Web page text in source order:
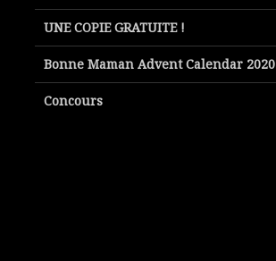
UNE COPIE GRATUITE !
Bonne Maman Advent Calendar 2020
Concours